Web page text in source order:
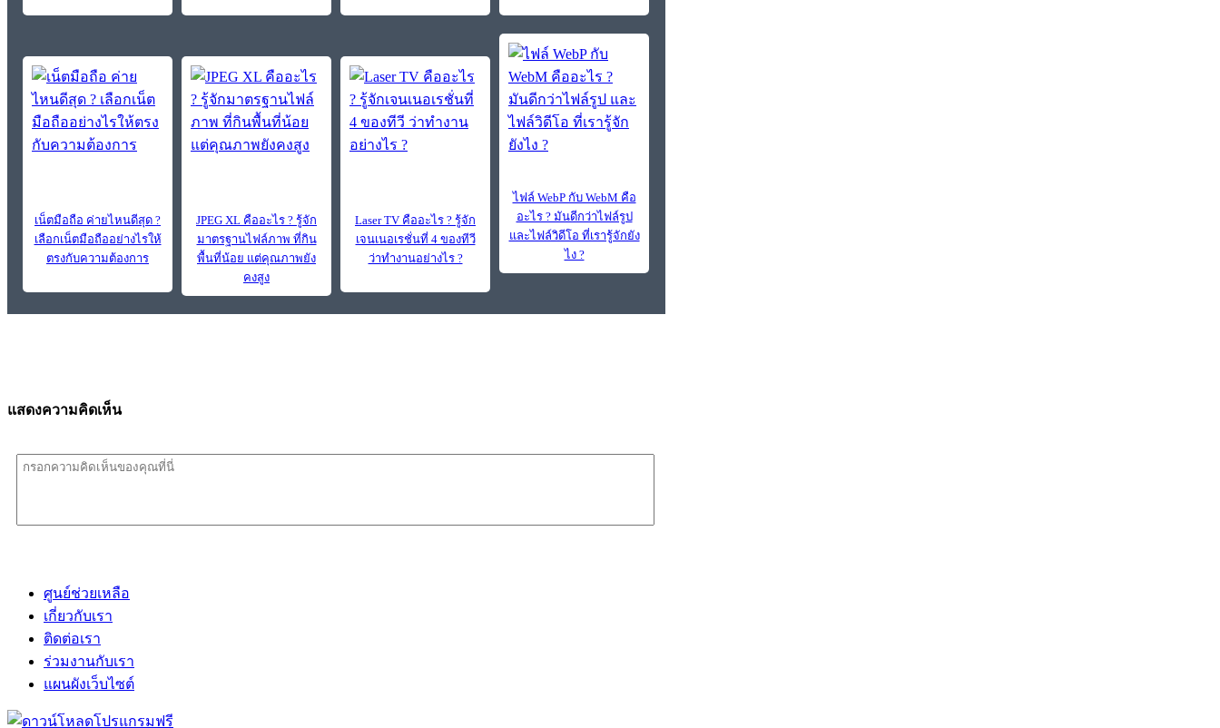
เน็ตมือถือ ค่ายไหนดีสุด ?
เลือกเน็ตมือถืออย่างไรให้
ตรงกับความต้องการ
JPEG XL คืออะไร ? รู้จัก
มาตรฐานไฟล์ภาพ ที่กิน
พื้นที่น้อย แต่คุณภาพยัง
คงสูง
Laser TV คืออะไร ? รู้จัก
เจนเนอเรชั่นที่ 4 ของทีวี
ว่าทำงานอย่างไร ?
ไฟล์ WebP กับ WebM คือ
อะไร ? มันดีกว่าไฟล์รูป
และไฟล์วิดีโอ ที่เรารู้จักยัง
ไง ?
แสดงความคิดเห็น
ศูนย์ช่วยเหลือ
เกี่ยวกับเรา
ติดต่อเรา
ร่วมงานกับเรา
แผนผังเว็บไซต์